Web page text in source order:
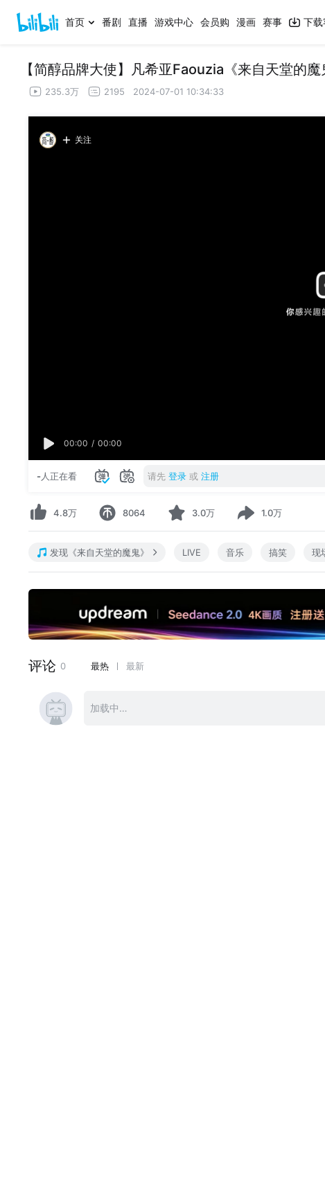
首页 番剧 直播 游戏中心 会员购 漫画 赛事 下
【简醇品牌大使】凡希亚Faouzia《来自天堂的魔
235.3万 2195 2024-07-01 10:34:33
关注
00:00 / 00:00
-人正在看 请先 登录 或 注册
4.8万 8064 3.0万 1.0万
发现《来自天堂的魔鬼》 LIVE 音乐 搞笑 现